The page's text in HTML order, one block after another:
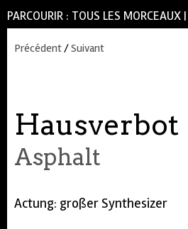
PARCOURIR : TOUS LES MORCEAUX |
Précédent/Suivant
Hausverbot
Asphalt
Actung: großer Synthesizer